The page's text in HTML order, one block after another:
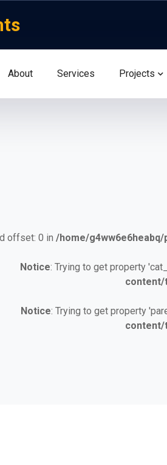
About Services Projects
offset: 0 in /home/
Notice: Trying to get property
content/
Notice: Trying to get property
content/